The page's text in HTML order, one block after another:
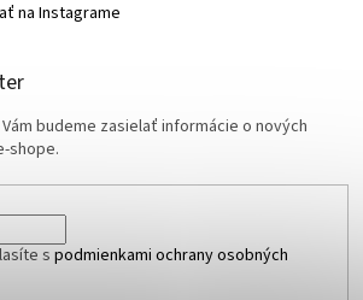
na Instagrame
budeme zasielať informácie o nových
shope.
s podmienkami ochrany osobných